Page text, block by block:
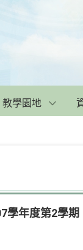
教學園地
學年度第2學